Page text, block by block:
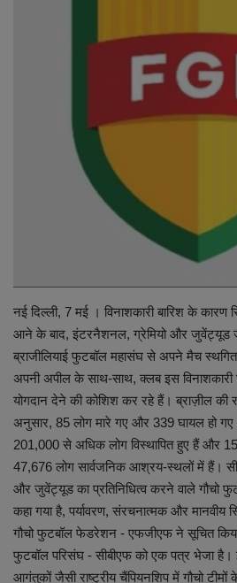
धर्म एवं ज्योतिष
नई दिल्ली, 7 मई । विनाशकारी बारिश के कारण
आने के बाद, इंटरनैशनल, ग्रेमियो और जुवेंट्यूड
ब्राजीलियाई फुटबॉल महासंघ से अपने मैच
अपनी अपील के साथ-साथ, क्लब इस
योगदान देने की कोशिश कर रहे हैं। ब्राज़ील की
अनुसार, 85 लोग मारे गए और 339 घायल हो गए
201,000 से अधिक लोग विस्थापित हुए हैं और
47,676 लोग सार्वजनिक आश्रय-स्थलों में हैं।
और जुवेंट्यूड का प्रतिनिधित्व करने वाले गौचो
कहा गया है, पर्यावरण, संरचनात्मक और मानवीय
गौचो फुटबॉल फेडरेशन - एफजीएफ ने सूचित
फुटबॉल परिसंघ - सीबीएफ को एक पत्र भेजा है।
आगंतुकों जैसी राष्ट्रीय चैंपियनशिप में गौचो